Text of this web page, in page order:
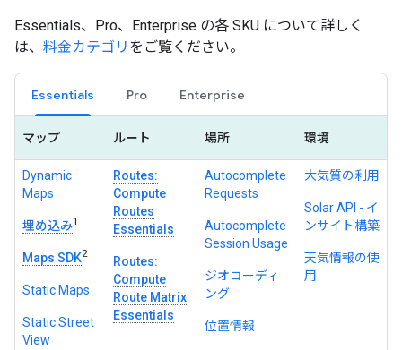
Essentials、Pro、Enterprise の各 SKU について詳しく
は、 料金カテゴリ をご覧ください。
Essentials Pro Enterprise
マップ ルート 場所 環境
Dynamic
Maps
埋め込み1
Maps SDK2
Static Maps
Static Street
View
Routes:
Compute
Routes
Essentials
Routes:
Compute
Route Matrix
Essentials
Autocomplete
Requests
Autocomplete
Session Usage
ジオコーディ
ング
位置情報
大気質の利用
Solar API - イ
ンサイト構築
天気情報の使
用